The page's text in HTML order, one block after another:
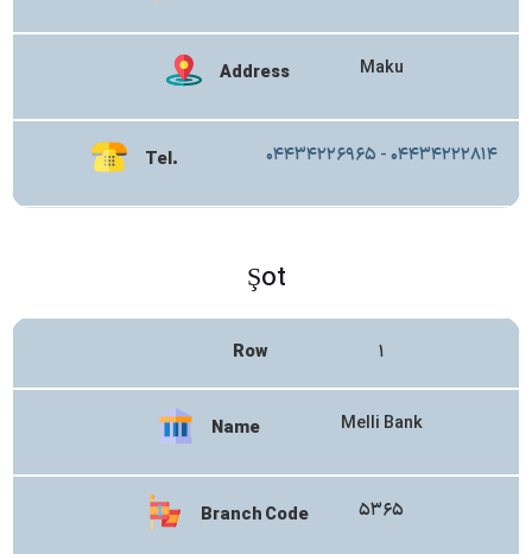
Address Maku
Tel. ۰۴۴۳۴۲۲۶۹۶۵ - ۰۴۴۳۴۲۲۲۸۱۴
Şot
Row ۱
Name Melli Bank
Branch Code ۵۳۶۵